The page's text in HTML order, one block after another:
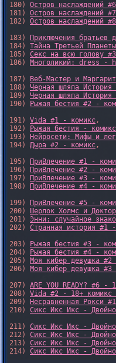
180) Остров наслаждений
181) Остров наслаждений
182) Остров наслаждений
183)
Приключения
184) Тайна Третьей
185) Секс на всю голову
186) Многоликий: dress -
187)
Веб-Мастер и
188) Черная шляпа
189) Черная шляпа
190)
Рыжая бестия #2 -
191) Vida #1 - комикс,
192)
Рыжая бестия - комикс
193)
Нейросети: Мифы и
194) Дыра #2 - комикс,
195)
ПриВлечение #1 -
196)
ПриВлечение #2 -
197)
ПриВлечение #3 -
198)
ПриВлечение #4 -
199)
ПриВлечение #5 -
200) Шерлок Холмс и
201) Энни: случайное
202) Странная история #1
203)
Рыжая бестия #3 -
204)
Рыжая бестия #4 -
205) Моя кибер девушка
206) Моя кибер девушка
207) ARE YOU READY? #6 -
208) Vida #2 - 18+ комикс
209)
Несравненная Рокси
210) Сикс Икс Икс -
211) Сикс Икс Икс -
212) Сикс Икс Икс -
213) Сикс Икс Икс -
214) Сикс Икс Икс -